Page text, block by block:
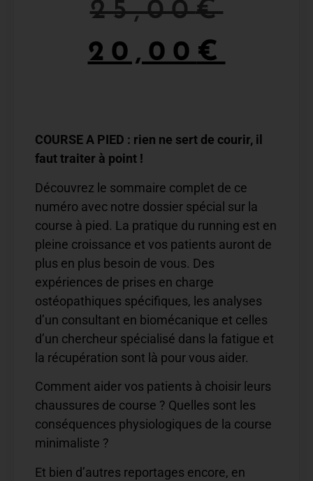
25,00€
20,00 €
COURSE A PIED : rien ne sert de courir, il
faut traiter à point !
Découvrez le sommaire complet de ce
numéro avec notre dossier spécial sur la
course à pied. La pratique du running est en
pleine croissance et vos patients auront de
plus en plus besoin de vous. Des
expériences de prises en charge
ostéopathiques spécifiques, les analyses
d’un consultant en biomécanique et celles
d’un chercheur spécialisé dans la fatigue et
la récupération sont là pour vous aider.
Comment aider vos patients à choisir leurs
chaussures de course ? Quelles sont les
conséquences physiologiques de la course
minimaliste ?
Et bien d’autres reportages encore, en